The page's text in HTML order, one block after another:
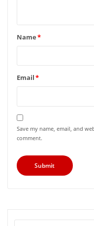
Name*
Email*
Save my name, email, and
comment.